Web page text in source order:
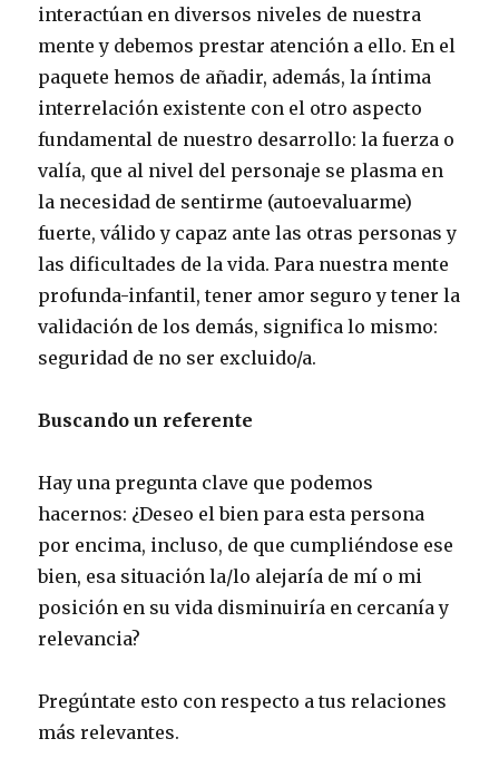
interactúan en diversos niveles de nuestra
mente y debemos prestar atención a ello. En el
paquete hemos de añadir, además, la íntima
interrelación existente con el otro aspecto
fundamental de nuestro desarrollo: la fuerza o
valía, que al nivel del personaje se plasma en
la necesidad de sentirme (autoevaluarme)
fuerte, válido y capaz ante las otras personas y
las dificultades de la vida. Para nuestra mente
profunda-infantil, tener amor seguro y tener la
validación de los demás, significa lo mismo:
seguridad de no ser excluido/a.
Buscando un referente
Hay una pregunta clave que podemos
hacernos: ¿Deseo el bien para esta persona
por encima, incluso, de que cumpliéndose ese
bien, esa situación la/lo alejaría de mí o mi
posición en su vida disminuiría en cercanía y
relevancia?
Pregúntate esto con respecto a tus relaciones
más relevantes.